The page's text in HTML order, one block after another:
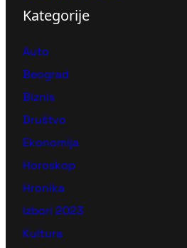
Kategorije
Auto
Beograd
Biznis
Društvo
Ekonomija
Horoskop
Hronika
Izbori 2023
Kultura